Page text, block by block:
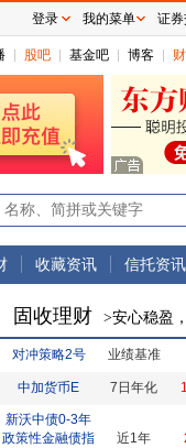
股吧 基金吧 博客
收藏资讯 信托资讯
固收理财 >安心稳盈
对冲策略2号 业绩基准
中加货币E 7日年化
新沃中债0-3年
政策性金融债指
近1年
登录 我的菜单 证